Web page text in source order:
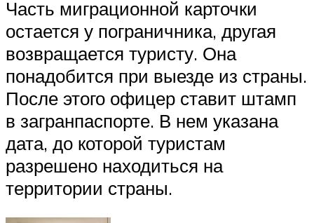
Часть миграционной карточки
остается у пограничника, другая
возвращается туристу. Она
понадобится при выезде из страны.
После этого офицер ставит штамп
в загранпаспорте. В нем указана
дата, до которой туристам
разрешено находиться на
территории страны.